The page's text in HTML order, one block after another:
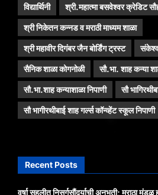
विद्यार्थिनी श्री.महात्मा बसवेश्वर क्रेडिट
श्री निकेतन कन्नड व मराठी माध्यम शाळा
श्री महावीर दिगंबर जैन बोर्डिंग ट्रस्ट
सैनिक शाळा कोगनोळी सौ.भा. शाह कन्या
सौ.भा.शाह कन्याशाळा निपाणी सौ
सौ भागीरथीबाई शाह गर्ल्स कॉन्व्हेंट स्कूल निपाणी
Recent Posts
वर्षा सहलीत निसर्गसौंदर्याची अनुभूती; मराठा मंडळ